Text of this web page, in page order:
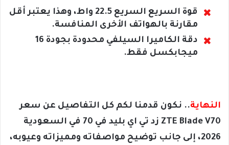
قوة السريع السريع 22.5 واط، وهذا يعتبر أقل
مقارنة بالهواتف الأخرى المنافسة.
دقة الكاميرا السيلفي محدودة بجودة 16
ميجابكسل فقط.
النهاية.. نكون قدمنا لكم كل التفاصيل عن سعر
ZTE Blade V70 زد تي اي بليد في 70 في السعودية
2026، إلى جانب توضيح مواصفاته ومميزاته وعيوبه،